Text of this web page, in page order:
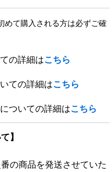
めて購入される方は必ずご確
の詳細はこちら
ての詳細はこちら
ついての詳細はこちら
】
の商品を発送させていた